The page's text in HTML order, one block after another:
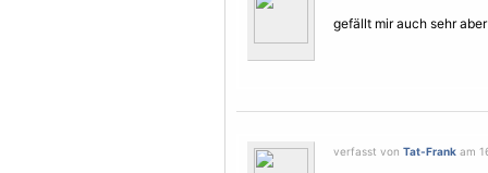
gefällt mir auch sehr
verfasst von Tat-Frank am